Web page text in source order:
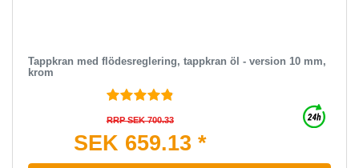
Tappkran med flödesreglering, tappkran öl - version 10 mm,
krom
RRP SEK 700.33
SEK 659.13 *